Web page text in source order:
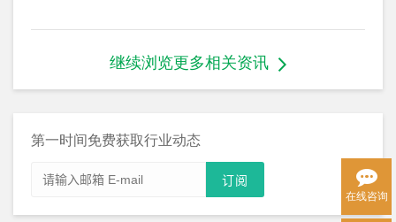
继续浏览更多相关资讯
第一时间免费获取行业动态
在线咨询